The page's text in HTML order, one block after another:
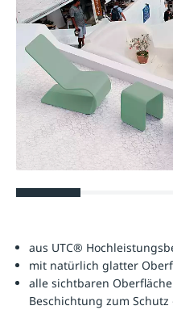
aus UTC®
mit natürlich glatter
alle sichtbaren
Beschichtung zum